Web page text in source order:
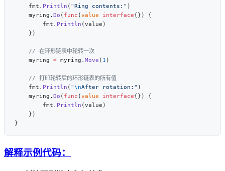
    fmt.
Println ( "Ring contents:"
    myring.
Do ( func (value interface
        fmt.
Println
    myring
= myring. Move ( 1
    fmt.
Println ( "\nAfter rotation:"
    myring.
Do ( func (value interface
        fmt.
Println
解释示例代码：